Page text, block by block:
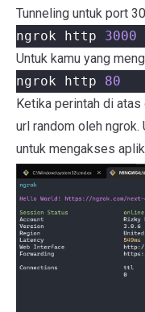
Tunneling untuk port
ngrok http 3000
Untuk kamu yang
ngrok http 80
Ketika perintah di
url random oleh ngrok.
untuk mengakses